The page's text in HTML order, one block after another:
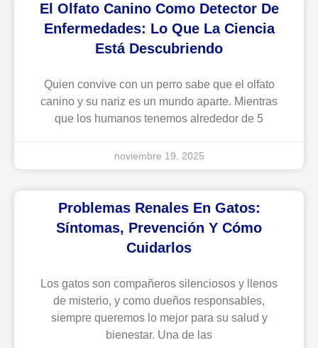
El Olfato Canino Como Detector De
Enfermedades: Lo Que La Ciencia
Está Descubriendo
Quien convive con un perro sabe que el olfato
canino y su nariz es un mundo aparte. Mientras
que los humanos tenemos alrededor de 5
noviembre 19, 2025
Problemas Renales En Gatos:
Síntomas, Prevención Y Cómo
Cuidarlos
Los gatos son compañeros silenciosos y llenos
de misterio, y como dueños responsables,
siempre queremos lo mejor para su salud y
bienestar. Una de las